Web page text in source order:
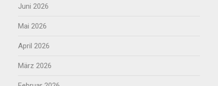
Juni 2026
Mai 2026
April 2026
März 2026